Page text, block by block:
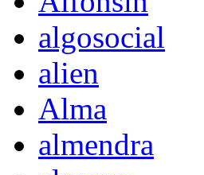
algosocial
alien
Alma
almendra